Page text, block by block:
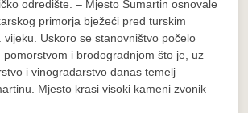
odredište. – Mjesto Sumartin osnovale
primorja bježeći pred turskim
vijeku. Uskoro se stanovništvo počelo
pomorstvom i brodogradnjom što je, uz
i vinogradarstvo danas temelj
Mjesto krasi visoki kameni zvonik